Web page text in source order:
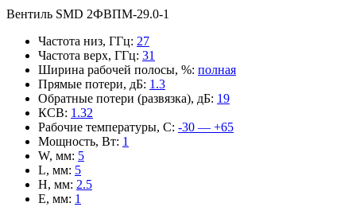
Вентиль SMD 2ФВПМ-29.0-1
Частота низ, ГГц: 27
Частота верх, ГГц: 31
Ширина рабочей полосы, %: полная
Прямые потери, дБ: 1.3
Обратные потери (развязка), дБ: 19
КСВ: 1.32
Рабочие температуры, С: -30 — +65
Мощность, Вт: 1
W, мм: 5
L, мм: 5
H, мм: 2.5
E, мм: 1